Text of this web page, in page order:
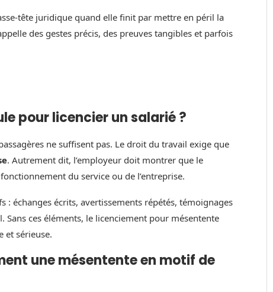
tête juridique quand elle finit par mettre en péril la
des gestes précis, des preuves tangibles et parfois
pour licencier un salarié ?
ne suffisent pas. Le droit du travail exige que
. Autrement dit, l’employeur doit montrer que le
du service ou de l’entreprise.
: échanges écrits, avertissements répétés, témoignages
Sans ces éléments, le licenciement pour mésentente
et sérieuse.
une mésentente en motif de